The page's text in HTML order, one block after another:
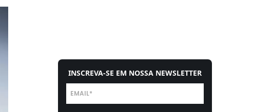
INSCREVA-SE EM NOSSA NEWSLETTER